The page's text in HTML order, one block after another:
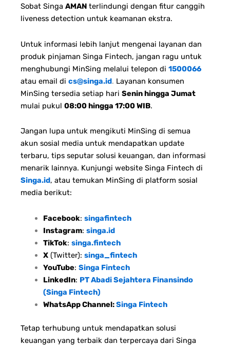
Sobat Singa AMAN terlindungi dengan fitur canggih
liveness detection untuk keamanan ekstra.
Untuk informasi lebih lanjut mengenai layanan dan
produk pinjaman Singa Fintech, jangan ragu untuk
menghubungi MinSing melalui telepon di 1500066
atau email di cs@singa.id. Layanan konsumen
MinSing tersedia setiap hari Senin hingga Jumat
mulai pukul 08:00 hingga 17:00 WIB.
Jangan lupa untuk mengikuti MinSing di semua
akun sosial media untuk mendapatkan update
terbaru, tips seputar solusi keuangan, dan informasi
menarik lainnya. Kunjungi website Singa Fintech di
Singa.id, atau temukan MinSing di platform sosial
media berikut:
Facebook: singafintech
Instagram: singa.id
TikTok: singa.fintech
X(Twitter): singa_fintech
YouTube: Singa Fintech
LinkedIn: PT Abadi Sejahtera Finansindo
(Singa Fintech)
WhatsApp Channel:Singa Fintech
Tetap terhubung untuk mendapatkan solusi
keuangan yang terbaik dan terpercaya dari Singa